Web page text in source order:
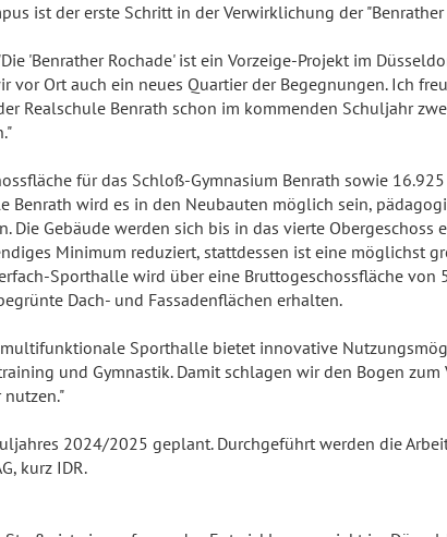
ist der erste Schritt in der Verwirklichung der "Benrather
'Benrather Rochade' ist ein Vorzeige-Projekt im
vor Ort auch ein neues Quartier der Begegnungen. Ich
Realschule Benrath schon im kommenden Schuljahr
für das Schloß-Gymnasium Benrath sowie
Benrath wird es in den Neubauten möglich sein,
Die Gebäude werden sich bis in das vierte Obergeschoss
Minimum reduziert, stattdessen ist eine möglichst
Sporthalle wird über eine Bruttogeschossfläche von
Dach- und Fassadenflächen erhalten.
Sporthalle bietet innovative
und Gymnastik. Damit schlagen wir den Bogen zum
2024/2025 geplant. Durchgeführt werden die
kurz IDR.